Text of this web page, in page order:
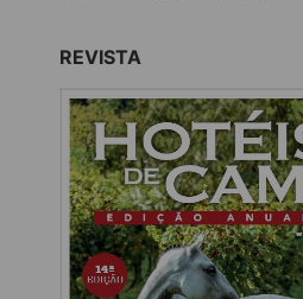
REVISTA